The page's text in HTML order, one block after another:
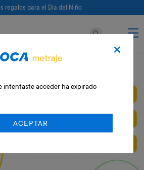
regalos para el Día del Niño
×
intentaste acceder ha expirado
ACEPTAR